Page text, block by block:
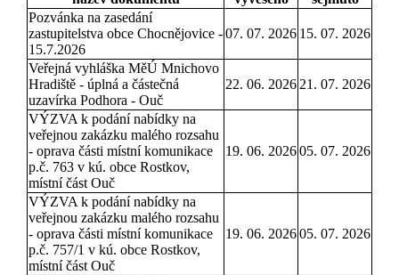
Pozvánka na zasedání
zastupitelstva obce Chocnějovice -
15.7.2026
07. 07. 2026 15. 07. 2026
Veřejná vyhláška MěÚ Mnichovo
Hradiště - úplná a částečná
uzavírka Podhora - Ouč
22. 06. 2026 21. 07. 2026
VÝZVA k podání nabídky na
veřejnou zakázku malého rozsahu
- oprava části místní komunikace
p.č. 763 v kú. obce Rostkov,
místní část Ouč
19. 06. 202605. 07. 2026
VÝZVA k podání nabídky na
veřejnou zakázku malého rozsahu
- oprava části místní komunikace
p.č. 757/1 v kú. obce Rostkov,
místní část Ouč
19. 06. 202605. 07. 2026